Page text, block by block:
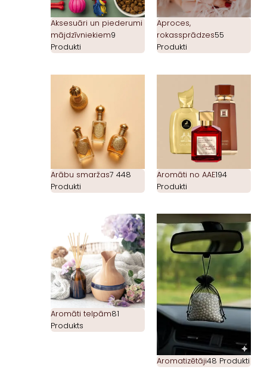
Aksesuāri un piederumi
mājdzīvniekiem9
Produkti
Aproces,
rokassprādzes55
Produkti
Arābu smaržas7 448
Produkti
Aromāti no AAE194
Produkti
Aromāti telpām81
Produkts
Aromatizētāji48 Produkti